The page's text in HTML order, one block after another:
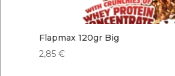
Flapmax 120gr Big
2,85 €